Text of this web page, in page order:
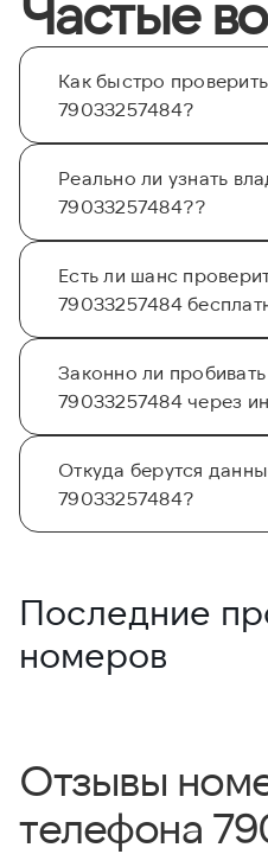
Как быстро
79033257484?
Реально ли узнать
79033257484??
Есть ли шанс
79033257484
Законно ли
79033257484 через
Откуда берутся
79033257484?
Последние
номеров
Отзывы
телефона